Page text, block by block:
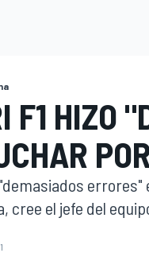
F1 HIZO
errores"
cree el jefe del